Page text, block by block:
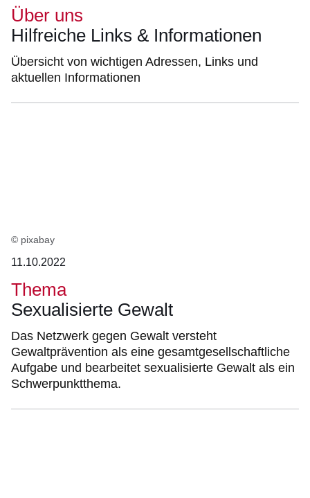
Über uns
Hilfreiche Links & Informationen
Übersicht von wichtigen Adressen, Links und
aktuellen Informationen
© pixabay
11.10.2022
Thema
Sexualisierte Gewalt
Das Netzwerk gegen Gewalt versteht
Gewaltprävention als eine gesamtgesellschaftliche
Aufgabe und bearbeitet sexualisierte Gewalt als ein
Schwerpunktthema.